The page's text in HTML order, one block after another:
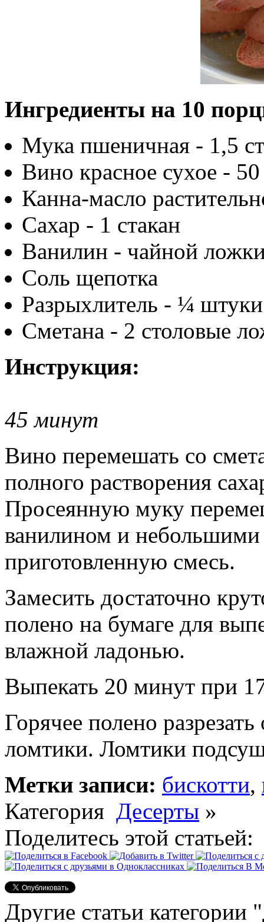
Ингредиенты на 10
Мука пшеничная - 1,5
Вино красное сухое -
Канна-масло
Сахар - 1 стакан
Ванилин - чайной
Соль щепотка
Разрыхлитель - ¼ штуки
Сметана - 2 столовые
Инструкция:
45 минут
Вино перемешать со
полного растворения
Просеянную муку
ванилином и небольшими
приготовленную смесь.
Замесить достаточно
полено на бумаге для
влажной ладонью.
Выпекать 20 минут при
Горячее полено
ломтики. Ломтики
Метки записи: бискотти,
Категория Десерты »
Поделитесь этой статьей:
Другие статьи категории